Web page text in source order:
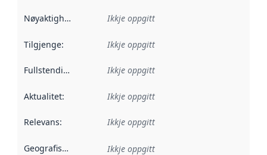
Nøyaktigheit Ikkje oppgitt
Tilgjenge: Ikkje oppgitt
Fullstendigheit Ikkje oppgitt
Aktualitet: Ikkje oppgitt
Relevans: Ikkje oppgitt
Geografisk område Ikkje oppgitt